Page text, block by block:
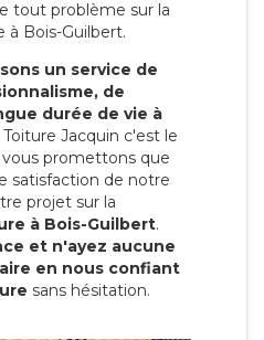
tout problème sur la
Bois-Guilbert.
un service de
de
durée de vie à
Jacquin c'est le
promettons que
satisfaction de notre
projet sur la
à Bois-Guilbert.
et n'ayez aucune
en nous confiant
sans hésitation.